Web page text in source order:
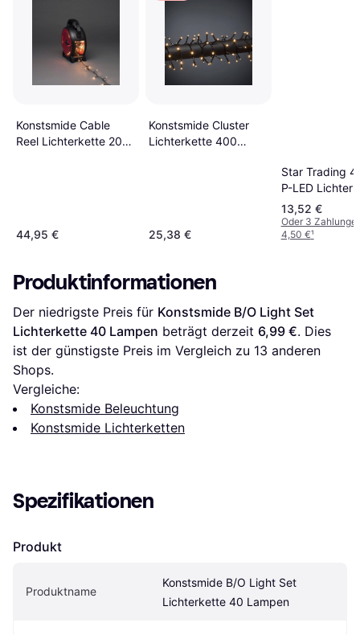
Konstsmide Cable
Reel Lichterkette 200
44,95 €
Konstsmide Cluster
Lichterkette 400
25,38 €
Star Trading
P-LED
Lampen
13,52 €
Oder 3
4,50 €¹
Produktinformationen
Der niedrigste Preis für Konstsmide B/O Light Set
Lichterkette 40 Lampen beträgt derzeit 6,99 €. Dies
ist der günstigste Preis im Vergleich zu 13 anderen
Shops.
Vergleiche:
Konstsmide Beleuchtung
Konstsmide Lichterketten
Spezifikationen
Produkt
Produktname
Konstsmide B/O Light Set
Lichterkette 40 Lampen